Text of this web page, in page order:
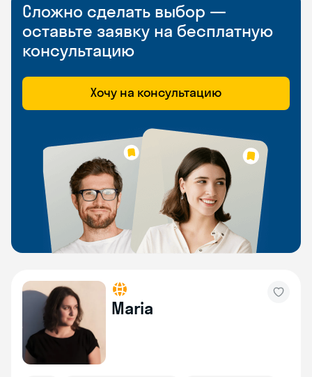
Сложно сделать выбор —
оставьте заявку на бесплатную
консультацию
Хочу на консультацию
Maria